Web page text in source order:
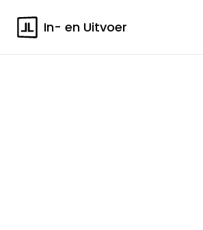
In- en Uitvoer